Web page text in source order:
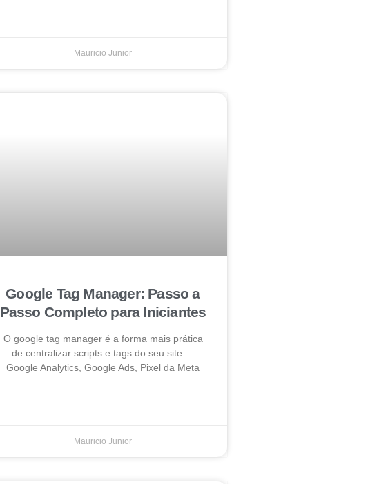
Mauricio Junior
Google Tag Manager: Passo a
Passo Completo para Iniciantes
O google tag manager é a forma mais prática
de centralizar scripts e tags do seu site —
Google Analytics, Google Ads, Pixel da Meta
Mauricio Junior